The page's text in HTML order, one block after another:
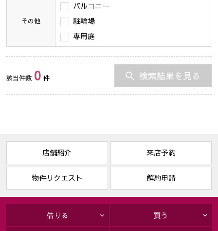
その他
バルコニー
駐輪場
専用庭
該当件数 0 件 検索結果を見る
店舗紹介 来店予約
物件リクエスト 解約申請
借りる 買う